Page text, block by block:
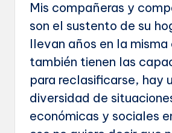
Mis compañeras y
son el sustento de su
llevan años en la
también tienen las
para reclasificarse, hay
diversidad de
económicas y sociales